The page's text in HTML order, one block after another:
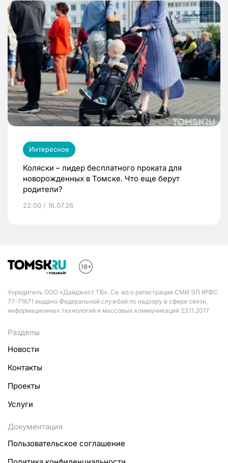
Интересное
Коляски – лидер бесплатного проката для
новорожденных в Томске. Что еще берут
родители?
22:00 / 16.07.26
Учредитель ООО «Дайджест ТВ». Св-во о регистрации СМИ ЭЛ №ФС
77-71671 выдано Федеральной службой по надзору в сфере связи,
информационных технологий и массовых коммуникаций 23.11.2017
Разделы
Новости
Контакты
Проекты
Услуги
Документация
Пользовательское соглашение